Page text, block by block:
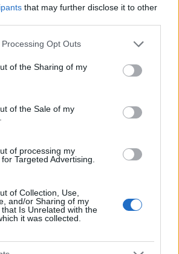
that may further disclose it to other
website/app uses one or more Google
or usage behaviour. You may click to
to Google and its third-party tags to
specified purposes in below Google
Opt Outs
of the Sharing of my
of the Sale of my
of processing my
Targeted Advertising.
of Collection, Use,
and/or Sharing of my
Is Unrelated with the
it was collected.
tre livelli beach-friendly